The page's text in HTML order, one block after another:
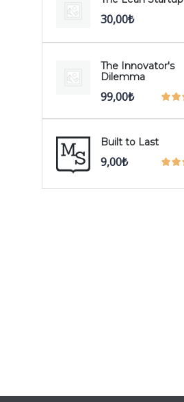
30,00₺
The Innovator's
Dilemma
99,00₺
Built to Last
9,00₺